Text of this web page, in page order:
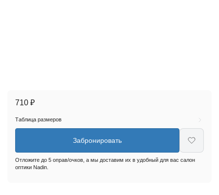
710 ₽
Таблица размеров
Забронировать
Отложите до 5 оправ/очков, а мы доставим их в удобный для вас салон
оптики Nadin.